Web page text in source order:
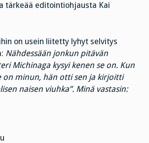
tärkeää editointiohjausta Kai
on usein liitetty lyhyt selvitys
Nähdessään jonkun pitävän
Michinaga kysyi kenen se on. Kun
on minun, hän otti sen ja kirjoitti
naisen viuhka”. Minä vastasin: